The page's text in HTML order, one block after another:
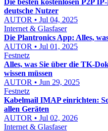
Die besten kostenlosen P2P
deutsche Nutzer
AUTOR • Jul 04, 2025
Internet & Glasfaser
Die Plantronics App: Alles,
AUTOR • Jul 01, 2025
Festnetz
Alles, was Sie über die TK-
wissen müssen
AUTOR • Jun 29, 2025
Festnetz
Kabelmail IMAP einrichten:
allen Geräten
AUTOR • Jul 02, 2026
Internet & Glasfaser